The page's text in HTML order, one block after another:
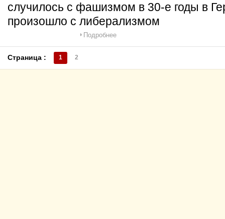
случилось с фашизмом в 30-е годы в
произошло с либерализмом
Подробнее
Страница : 1 2